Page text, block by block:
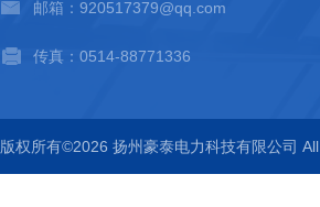
邮箱：920517379@qq.com
传真：0514-88771336
版权所有©2026 扬州豪泰电力科技有限公司